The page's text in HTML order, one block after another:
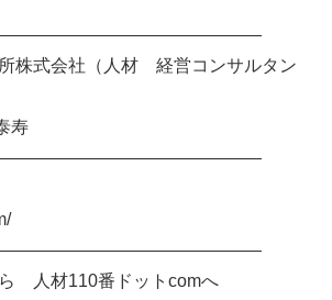
株式会社（人材 経営コンサルタン
寿
人材110番ドットcomへ